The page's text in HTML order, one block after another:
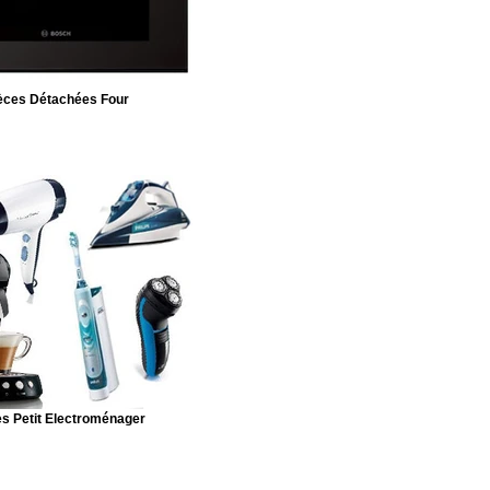
Détachées Four
Petit Electroménager